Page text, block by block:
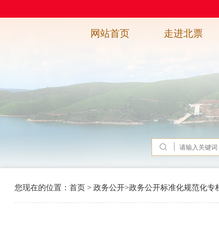
网站首页 走进北票
您现在的位置： 首页 > 政务公开>政务公开标准化规范化专